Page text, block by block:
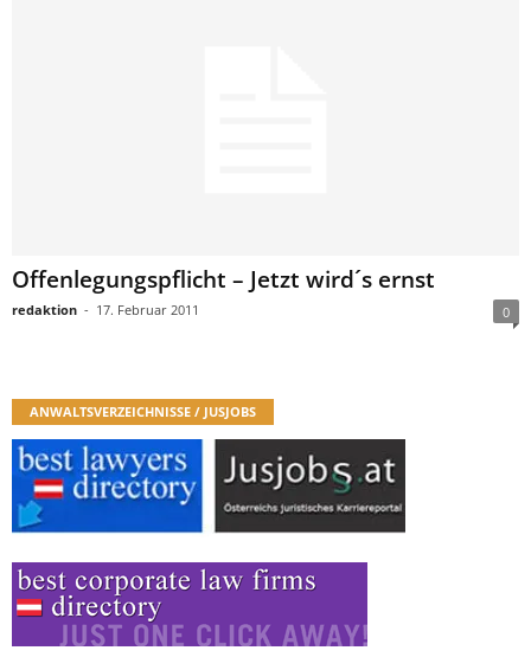
Offenlegungspflicht – Jetzt wird´s ernst
redaktion - 17. Februar 2011 0
ANWALTSVERZEICHNISSE / JUSJOBS